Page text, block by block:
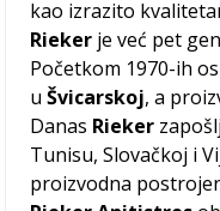
kao izrazito
Rieker je već pet
Početkom 1970-ih
uŠvicarskoj, a
Danas Rieker
Tunisu, Slovačkoj i
proizvodna